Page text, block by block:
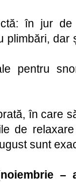
în jur
plimbări, dar
pentru
în care
de
sunt
–